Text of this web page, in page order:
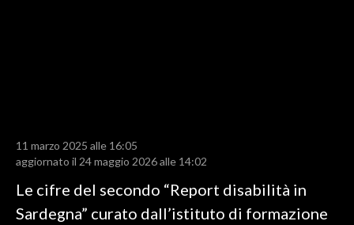
RISULTATI E CLASSIFICHE
CALCIO
CALCIO REGIONALE
BASKET
11 marzo 2025 alle 16:05
aggiornato il 24 maggio 2026 alle 14:02
Le cifre del secondo “Report disabilità in
Sardegna” curato dall’istituto di formazione